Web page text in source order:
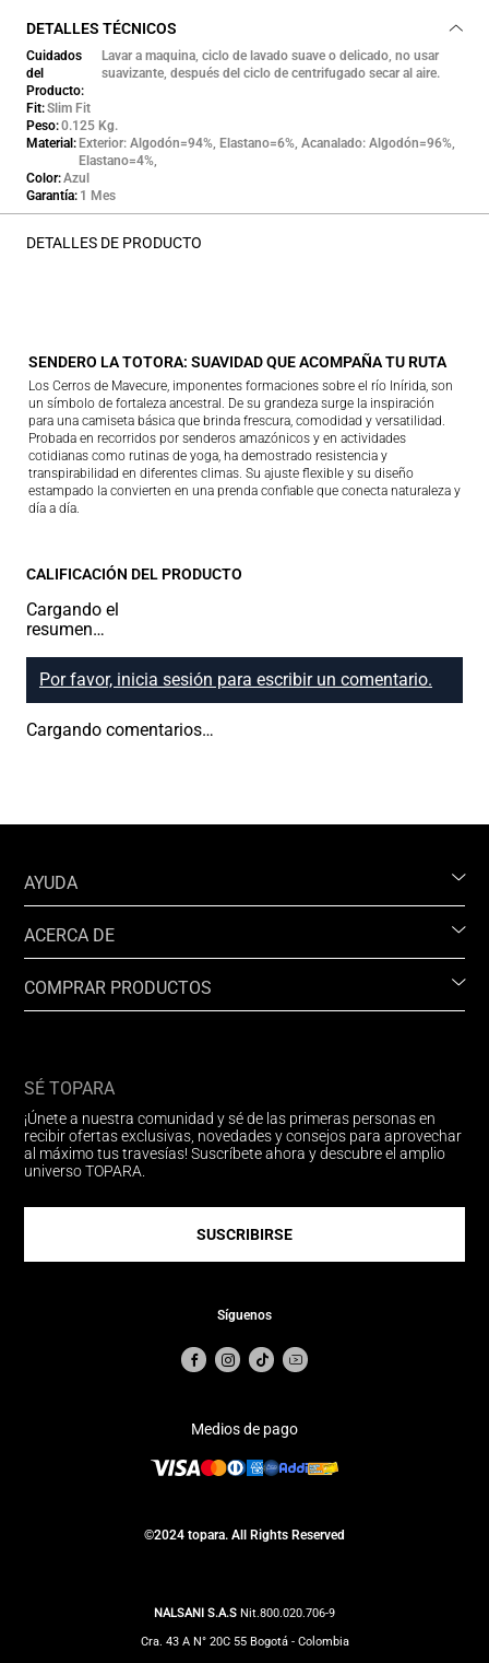
DETALLES TÉCNICOS
Cuidados
del
Producto
Lavar a maquina, ciclo de lavado suave o delicado, no usar
suavizante, después del ciclo de centrifugado secar al aire.
Fit Slim Fit
Peso 0.125 Kg.
Material
Exterior: Algodón=94%, Elastano=6%, Acanalado: Algodón=96%,
Elastano=4%,
Color Azul
Garantía 1 Mes
DETALLES DE PRODUCTO
SENDERO LA TOTORA: SUAVIDAD QUE ACOMPAÑA TU RUTA
Los Cerros de Mavecure, imponentes formaciones sobre el río Inírida, son
un símbolo de fortaleza ancestral. De su grandeza surge la inspiración
para una camiseta básica que brinda frescura, comodidad y versatilidad.
Probada en recorridos por senderos amazónicos y en actividades
cotidianas como rutinas de yoga, ha demostrado resistencia y
transpirabilidad en diferentes climas. Su ajuste flexible y su diseño
estampado la convierten en una prenda confiable que conecta naturaleza y
día a día.
CALIFICACIÓN DEL PRODUCTO
Cargando el
resumen…
Por favor, inicia sesión para escribir un comentario.
Cargando comentarios…
AYUDA
ACERCA DE
COMPRAR PRODUCTOS
SÉ TOPARA
¡Únete a nuestra comunidad y sé de las primeras personas en
recibir ofertas exclusivas, novedades y consejos para aprovechar
al máximo tus travesías! Suscríbete ahora y descubre el amplio
universo TOPARA.
SUSCRIBIRSE
Síguenos
Medios de pago
©2024 topara. All Rights Reserved
NALSANI S.A.S Nit.800.020.706-9
Cra. 43 A N° 20C 55 Bogotá - Colombia